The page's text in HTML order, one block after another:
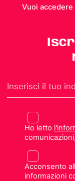
Vuoi accedere
Ho letto
Acconsento
informazioni